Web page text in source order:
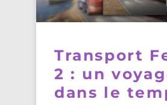
Transport
2 : un
dans le